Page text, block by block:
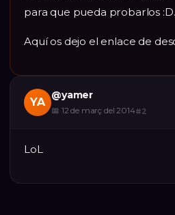
para que pueda probarlos :D.
Aquí os dejo el enlace de
YA
@yamer
📅 12 de març del 2014#2
LoL